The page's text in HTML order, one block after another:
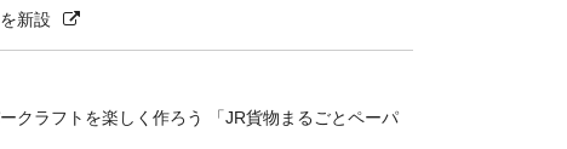
新設
クラフトを楽しく作ろう 「JR貨物まるごとペーパ